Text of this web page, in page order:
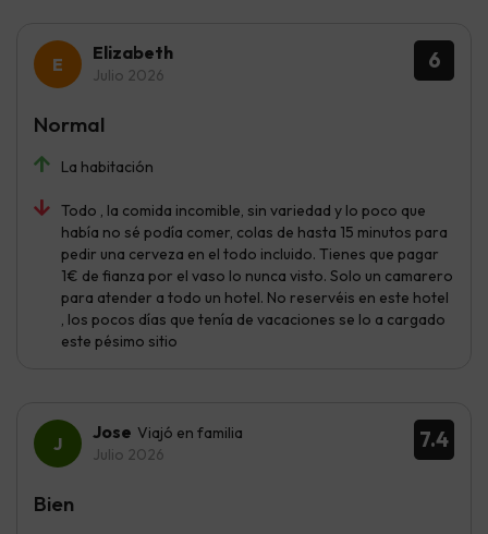
6
Elizabeth
Julio 2026
La habitación
Todo , la comida incomible, sin variedad y lo poco que
había no sé podía comer, colas de hasta 15 minutos para
pedir una cerveza en el todo incluido. Tienes que pagar
1€ de fianza por el vaso lo nunca visto. Solo un camarero
para atender a todo un hotel. No reservéis en este hotel
, los pocos días que tenía de vacaciones se lo a cargado
este pésimo sitio
Normal
7.4
Jose Viajó en familia
Julio 2026
Bien